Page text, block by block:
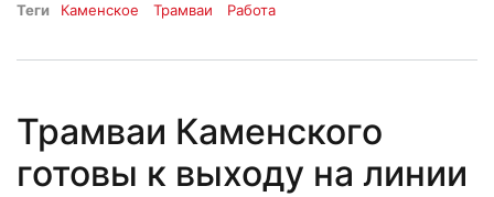
Теги Каменское Трамваи Работа
Трамваи Каменского
готовы к выходу на линии